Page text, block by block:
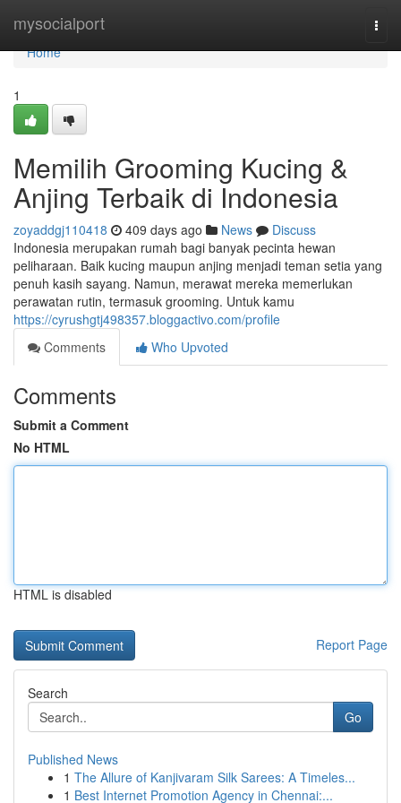
mysocialport
Home
Home
1
Memilih Grooming Kucing &
Anjing Terbaik di Indonesia
zoyaddgj110418 409 days ago News
Discuss
Indonesia merupakan rumah bagi banyak pecinta hewan
peliharaan. Baik kucing maupun anjing menjadi teman setia yang
penuh kasih sayang. Namun, merawat mereka memerlukan
perawatan rutin, termasuk grooming. Untuk kamu
https://cyrushgtj498357.bloggactivo.com/profile
Comments
Who Upvoted
Comments
Submit a Comment
No HTML
HTML is disabled
Report Page
Search
Go
Published News
1 The Allure of Kanjivaram Silk Sarees: A Timeles...
1 Best Internet Promotion Agency in Chennai:...